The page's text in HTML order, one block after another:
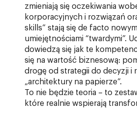
zmieniają się oczekiwania
korporacyjnych i rozwiązań
skills” stają się de facto
umiejętnościami “twardymi”.
dowiedzą się jak te
się na wartość biznesową:
drogę od strategii do decyzji i
„architektury na papierze”.
To nie będzie teoria – to
które realnie wspierają